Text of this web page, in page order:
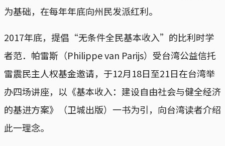
为基础，在每年年底向州民发派红利。
2017年底，提倡“无条件全民基本收入”的比利时学
者范．帕雷斯（Philippe van Parijs）受台湾公益信托
雷震民主人权基金邀请，于12月18日至21日在台湾举
办四场讲座，以《基本收入：建设自由社会与健全经济
的基进方案》（卫城出版）一书为引，向台湾读者介绍
此一理念。